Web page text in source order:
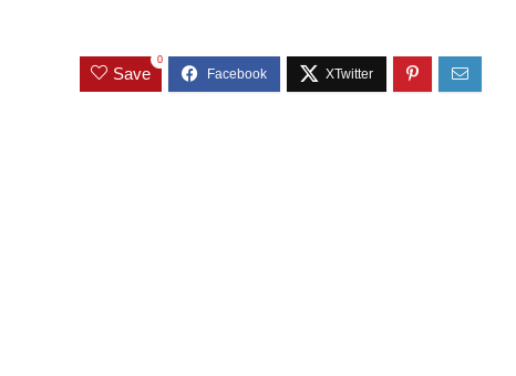
Save
0